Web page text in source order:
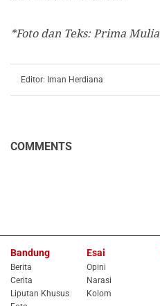
*Foto dan Teks: Prima Mulia
Editor: Iman Herdiana
COMMENTS
Bandung
Berita
Cerita
Liputan Khusus
Esai
Opini
Narasi
Kolom